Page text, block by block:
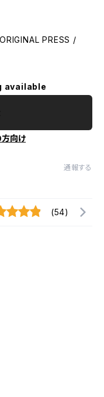
PRESS /
available
向け
通報する
(54)